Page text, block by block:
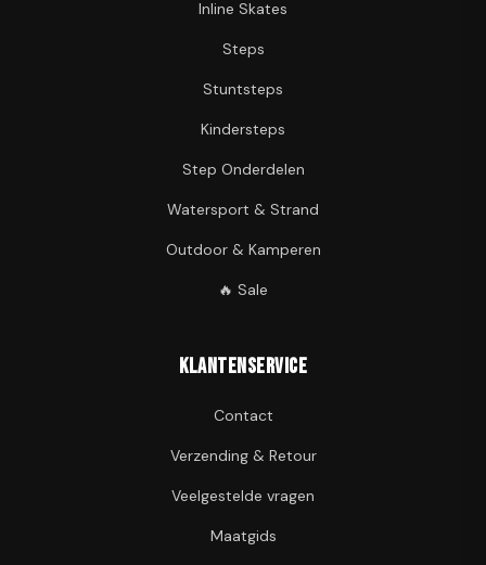
Inline Skates
Steps
Stuntsteps
Kindersteps
Step Onderdelen
Watersport & Strand
Outdoor & Kamperen
🔥 Sale
Klantenservice
Contact
Verzending & Retour
Veelgestelde vragen
Maatgids